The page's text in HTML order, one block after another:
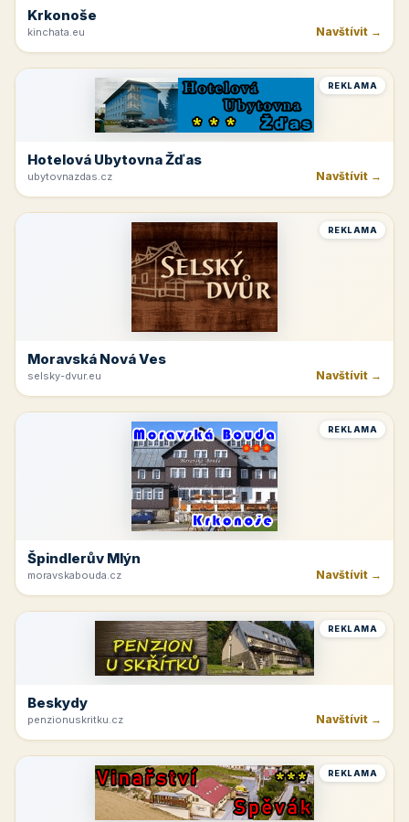
Krkonoše
kinchata.eu Navštívit →
REKLAMA
Hotelová Ubytovna Žďas
ubytovnazdas.cz Navštívit →
REKLAMA
Moravská Nová Ves
selsky-dvur.eu Navštívit →
REKLAMA
Špindlerův Mlýn
moravskabouda.cz Navštívit →
REKLAMA
Beskydy
penzionuskritku.cz Navštívit →
REKLAMA